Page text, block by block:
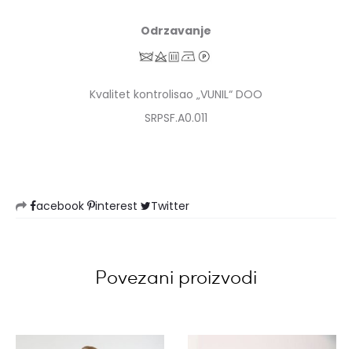
Odrzavanje
Kvalitet kontrolisao „VUNIL“ DOO
SRPSF.A0.011
acebook interest Twitter
Povezani proizvodi